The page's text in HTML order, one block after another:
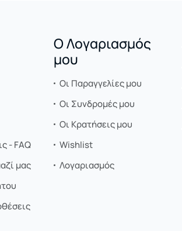
- FAQ
μας
Ο Λογαριασμός
μου
Οι Παραγγελίες μου
Οι Συνδρομές μου
Οι Κρατήσεις μου
Wishlist
Λογαριασμός